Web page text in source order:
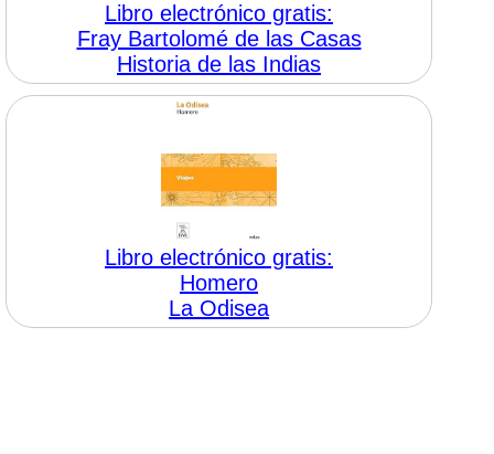
Libro electrónico gratis:
Fray Bartolomé de las Casas
Historia de las Indias
Libro electrónico gratis:
Homero
La Odisea